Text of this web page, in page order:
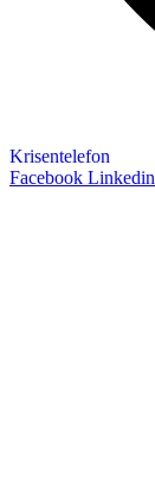
Krisentelefon
Facebook Linkedin